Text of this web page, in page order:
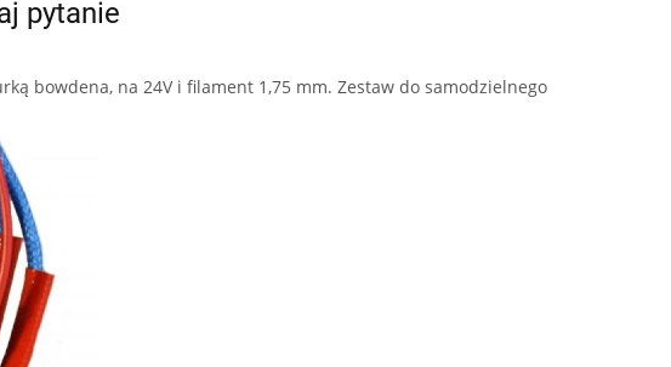
pytanie
bowdena, na 24V i filament 1,75 mm. Zestaw do samodzielnego